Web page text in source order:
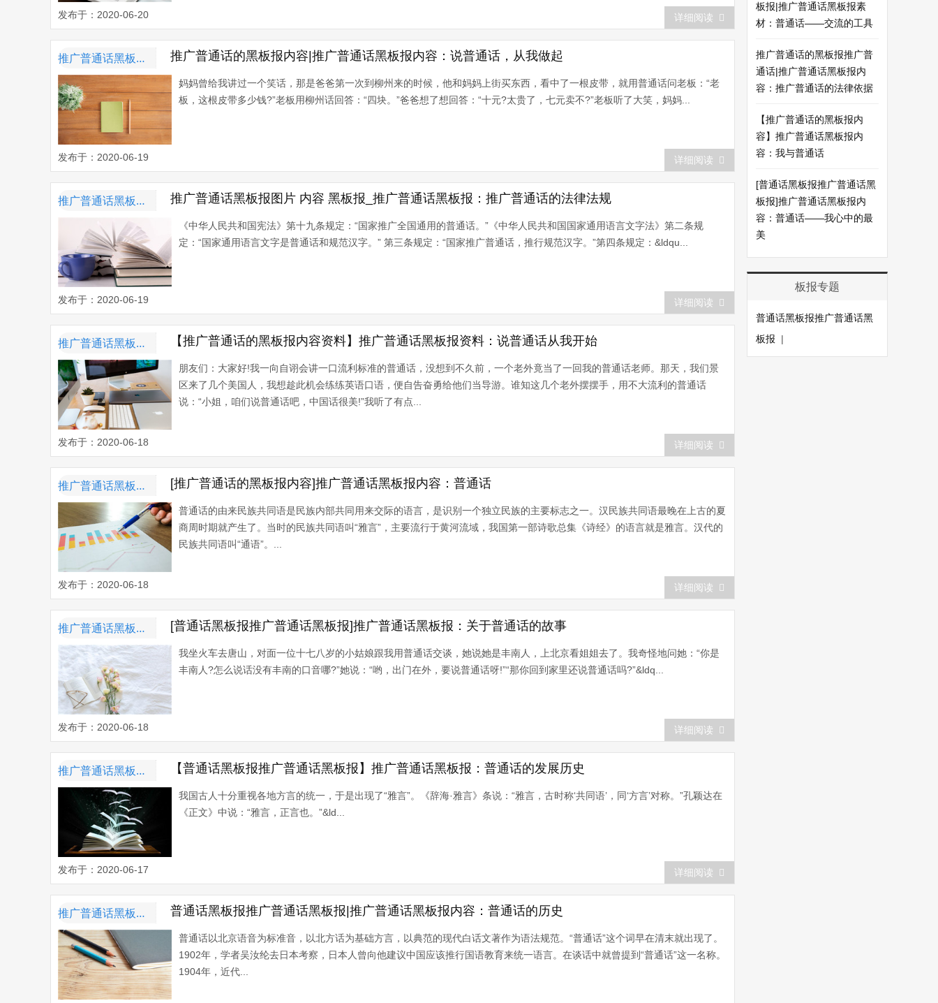
发布于：2020-06-20 详细阅读
推广普通话黑板报内容资料 推广普通话的黑板报内容|推广普通话黑板报内容：说普通话，从我做起
妈妈曾给我讲过一个笑话，那是爸爸第一次到柳州来的时候，他和妈妈上街买东西，看中了一根皮带，就用普通话问老板：“老
板，这根皮带多少钱?”老板用柳州话回答：“四块。”爸爸想了想回答：“十元?太贵了，七元卖不?”老板听了大笑，妈妈...
发布于：2020-06-19 详细阅读
推广普通话黑板报内容资料 推广普通话黑板报图片 内容 黑板报_推广普通话黑板报：推广普通话的法律法规
《中华人民共和国宪法》第十九条规定：“国家推广全国通用的普通话。”《中华人民共和国国家通用语言文字法》第二条规
定：“国家通用语言文字是普通话和规范汉字。” 第三条规定：“国家推广普通话，推行规范汉字。”第四条规定：&ldqu...
发布于：2020-06-19 详细阅读
推广普通话黑板报内容资料 【推广普通话的黑板报内容资料】推广普通话黑板报资料：说普通话从我开始
朋友们：大家好!我一向自诩会讲一口流利标准的普通话，没想到不久前，一个老外竟当了一回我的普通话老师。那天，我们景
区来了几个美国人，我想趁此机会练练英语口语，便自告奋勇给他们当导游。谁知这几个老外摆摆手，用不大流利的普通话
说：“小姐，咱们说普通话吧，中国话很美!”我听了有点...
发布于：2020-06-18 详细阅读
推广普通话黑板报内容资料 [推广普通话的黑板报内容]推广普通话黑板报内容：普通话
普通话的由来民族共同语是民族内部共同用来交际的语言，是识别一个独立民族的主要标志之一。汉民族共同语最晚在上古的夏
商周时期就产生了。当时的民族共同语叫“雅言”，主要流行于黄河流域，我国第一部诗歌总集《诗经》的语言就是雅言。汉代的
民族共同语叫“通语”。...
发布于：2020-06-18 详细阅读
推广普通话黑板报内容资料 [普通话黑板报推广普通话黑板报]推广普通话黑板报：关于普通话的故事
我坐火车去唐山，对面一位十七八岁的小姑娘跟我用普通话交谈，她说她是丰南人，上北京看姐姐去了。我奇怪地问她：“你是
丰南人?怎么说话没有丰南的口音哪?”她说：“哟，出门在外，要说普通话呀!”“那你回到家里还说普通话吗?”&ldq...
发布于：2020-06-18 详细阅读
推广普通话黑板报内容资料 【普通话黑板报推广普通话黑板报】推广普通话黑板报：普通话的发展历史
我国古人十分重视各地方言的统一，于是出现了“雅言”。《辞海·雅言》条说：“雅言，古时称‘共同语’，同‘方言’对称。”孔颖达在
《正文》中说：“雅言，正言也。”&ld...
发布于：2020-06-17 详细阅读
推广普通话黑板报内容资料 普通话黑板报推广普通话黑板报|推广普通话黑板报内容：普通话的历史
普通话以北京语音为标准音，以北方话为基础方言，以典范的现代白话文著作为语法规范。“普通话”这个词早在清末就出现了。
1902年，学者吴汝纶去日本考察，日本人曾向他建议中国应该推行国语教育来统一语言。在谈话中就曾提到“普通话”这一名称。
1904年，近代...
板报|推广普通话黑板报素
材：普通话——交流的工具
推广普通话的黑板报推广普
通话|推广普通话黑板报内
容：推广普通话的法律依据
【推广普通话的黑板报内
容】推广普通话黑板报内
容：我与普通话
[普通话黑板报推广普通话黑
板报]推广普通话黑板报内
容：普通话——我心中的最
美
板报专题
普通话黑板报推广普通话黑
板报 |